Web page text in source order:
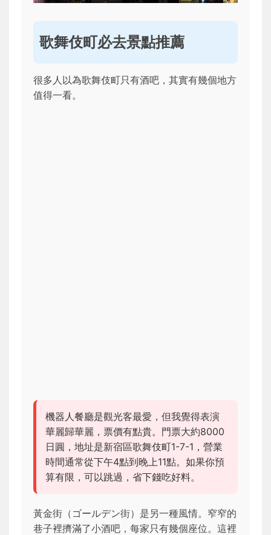
歌舞伎町必去景點推薦
很多人以為歌舞伎町只有酒吧，其實有幾個地方
值得一看。
機器人餐廳是觀光客最愛，但我覺得表演
華麗歸華麗，票價有點貴。門票大約8000
日圓，地址是新宿區歌舞伎町1-7-1，營業
時間通常從下午4點到晚上11點。如果你預
算有限，可以跳過，省下錢吃好料。
黃金街（ゴールデン街）是另一種風情。窄窄的
巷子裡擠滿了小酒吧，每家只有幾個座位。這裡